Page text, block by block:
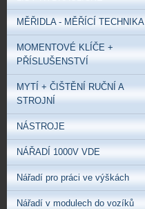
MĚŘIDLA - MĚŘÍCÍ TECHNIKA
MOMENTOVÉ KLÍČE +
PŘÍSLUŠENSTVÍ
MYTÍ + ČIŠTĚNÍ RUČNÍ A
STROJNÍ
NÁSTROJE
NÁŘADÍ 1000V VDE
Nářadí pro práci ve výškách
Nářadí v modulech do vozíků